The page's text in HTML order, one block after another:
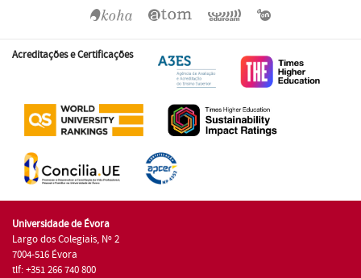
Acreditações e Certificações
Universidade de Évora
Largo dos Colegiais, Nº 2
7004-516 Évora
tlf: +351 266 740 800